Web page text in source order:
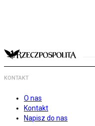
KONTAKT
O nas
Kontakt
Napisz do nas